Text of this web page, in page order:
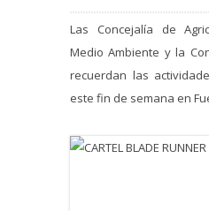
Las Concejalía de
Medio Ambiente y la
recuerdan las
este fin de semana en